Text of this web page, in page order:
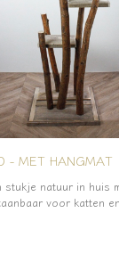
- MET HANGMAT
stukje natuur in huis
voor katten